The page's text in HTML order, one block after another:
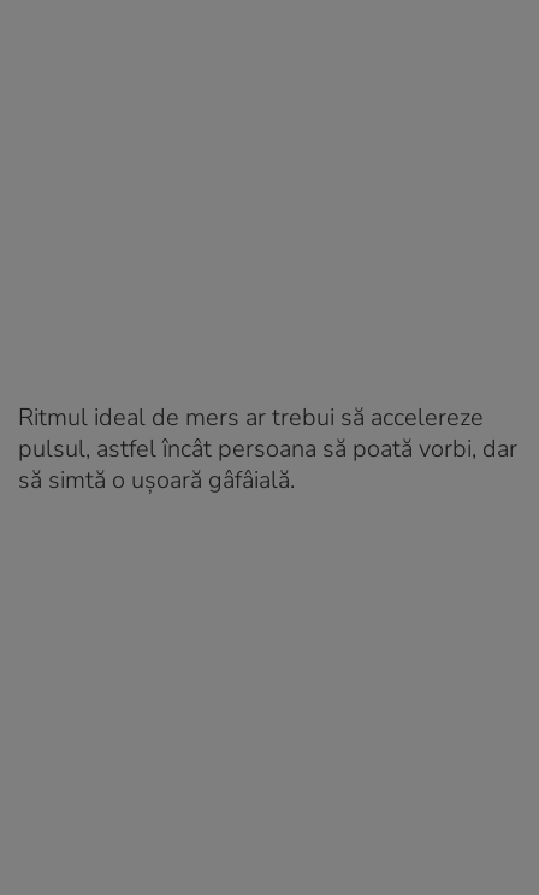
Ritmul ideal de mers ar trebui să accelereze
pulsul, astfel încât persoana să poată vorbi, dar
să simtă o ușoară gâfâială.